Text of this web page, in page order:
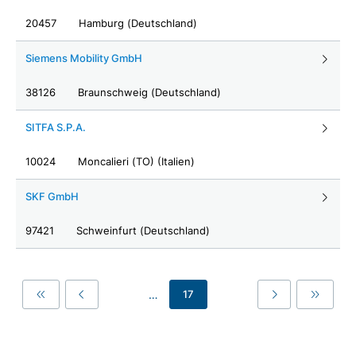
20457 Hamburg (Deutschland)
Siemens Mobility GmbH
38126 Braunschweig (Deutschland)
SITFA S.P.A.
10024 Moncalieri (TO) (Italien)
SKF GmbH
97421 Schweinfurt (Deutschland)
First Previous
… 17
Last Last